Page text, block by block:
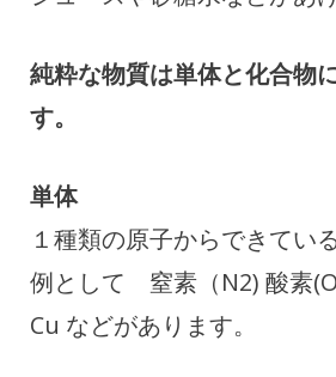
純粋な物質は単体と化合物
す。
単体
１種類の原子からできてい
例として 窒素（N2) 酸素
Cu などがあります。